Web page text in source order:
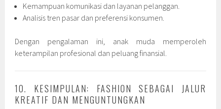
Kemampuan komunikasi dan layanan pelanggan.
Analisis tren pasar dan preferensi konsumen.
Dengan pengalaman ini, anak muda memperoleh
keterampilan profesional dan peluang finansial.
10. KESIMPULAN: FASHION SEBAGAI JALUR
KREATIF DAN MENGUNTUNGKAN